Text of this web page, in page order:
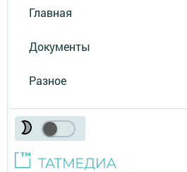
Главная
Документы
Разное